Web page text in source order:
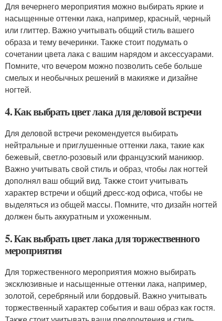
Для вечернего мероприятия можно выбирать яркие и
насыщенные оттенки лака, например, красный, черный
или глиттер. Важно учитывать общий стиль вашего
образа и тему вечеринки. Также стоит подумать о
сочетании цвета лака с вашим нарядом и аксессуарами.
Помните, что вечером можно позволить себе больше
смелых и необычных решений в макияже и дизайне
ногтей.
4. Как выбрать цвет лака для деловой встречи
Для деловой встречи рекомендуется выбирать
нейтральные и приглушенные оттенки лака, такие как
бежевый, светло-розовый или французский маникюр.
Важно учитывать свой стиль и образ, чтобы лак ногтей
дополнял ваш общий вид. Также стоит учитывать
характер встречи и общий дресс-код офиса, чтобы не
выделяться из общей массы. Помните, что дизайн ногтей
должен быть аккуратным и ухоженным.
5. Как выбрать цвет лака для торжественного
мероприятия
Для торжественного мероприятия можно выбирать
эксклюзивные и насыщенные оттенки лака, например,
золотой, серебряный или бордовый. Важно учитывать
торжественный характер события и ваш образ как гостя.